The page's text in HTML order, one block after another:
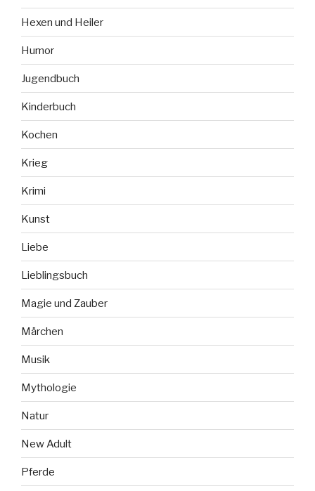
Hexen und Heiler
Humor
Jugendbuch
Kinderbuch
Kochen
Krieg
Krimi
Kunst
Liebe
Lieblingsbuch
Magie und Zauber
Märchen
Musik
Mythologie
Natur
New Adult
Pferde